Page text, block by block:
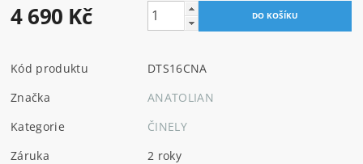
4 690 Kč
Kód produktu
DTS16CNA
Značka
ANATOLIAN
Kategorie
ČINELY
Záruka
2 roky